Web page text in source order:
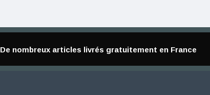
De nombreux articles livrés gratuitement en France